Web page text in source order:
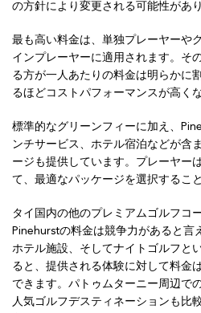
の方針により変更される可能性があり
最も高い料金は、単独プレーヤーや
インプレーヤーに適用されます。そ
る方が一人あたりの料金は明らかに
るほどコストパフォーマンスが高く
標準的なグリーンフィーに加え、
ンチサービス、ホテル宿泊などが含
ージも提供しています。プレーヤー
て、最適なパッケージを選択するこ
タイ国内の他のプレミアムゴルフコ
Pinehurstの料金は競争力があると言
ホテル施設、そしてナイトゴルフと
ると、提供される体験に対して料金
できます。パトゥムターニー周辺で
人気ゴルフデスティネーションも比